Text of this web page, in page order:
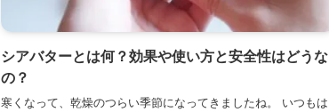
シアバターとは何？効果や使い方と安全性はどうな
の？
寒くなって、乾燥のつらい季節になってきましたね。 いつもは